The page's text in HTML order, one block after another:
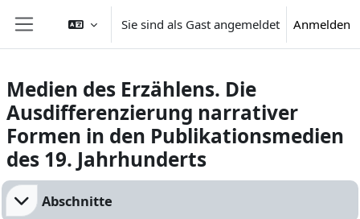
Website-Übersicht
Sie sind als Gast angemeldet Anmelden
Medien des Erzählens. Die
Ausdifferenzierung narrativer
Formen in den Publikationsmedien
des 19. Jahrhunderts
Abschnittsübersicht
Abschnitte